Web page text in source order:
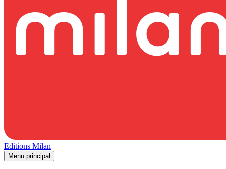
Editions Milan
Menu principal